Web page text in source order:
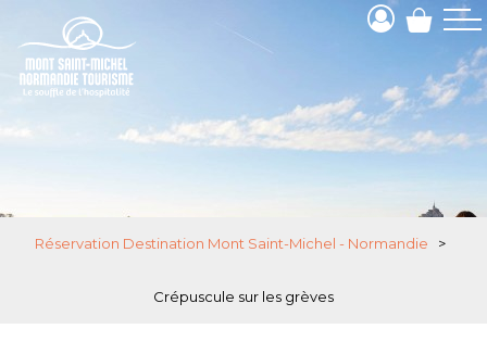
Réservation Destination Mont Saint-Michel - Normandie >
Crépuscule sur les grèves